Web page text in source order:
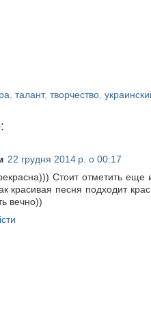
талант, творчество
22 грудня 2014 р. о 00:17
Стоит отметить
красивая песня подходит
вечно))